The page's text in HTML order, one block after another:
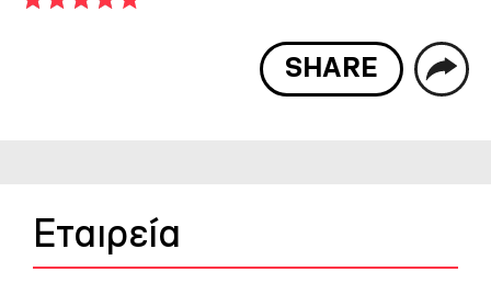
SHARE
Εταιρεία